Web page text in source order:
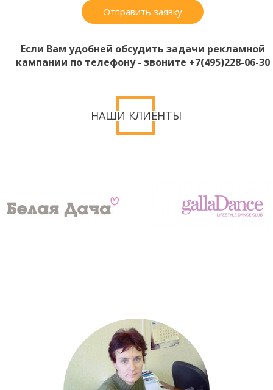
Отправить заявку
Если Вам удобней обсудить задачи рекламной
кампании по телефону - звоните +7(495)228-06-30
НАШИ КЛИЕНТЫ